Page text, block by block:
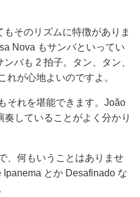
そのリズムに特徴がありま
Nova もサンバといってい
バも 2 拍子。タン、タン、
れが心地よいのですよ。
それを堪能できます。João
していることがよく分かり
、何もいうことはありませ
Ipanema とか Desafinado な